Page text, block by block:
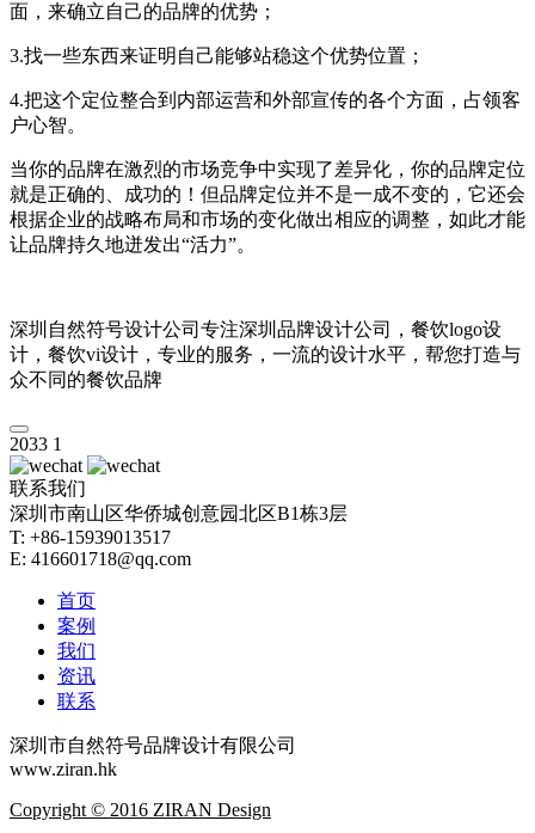
面，来确立自己的品牌的优势；
3.找一些东西来证明自己能够站稳这个优势位置；
4.把这个定位整合到内部运营和外部宣传的各个方面，占领客
户心智。
当你的品牌在激烈的市场竞争中实现了差异化，你的品牌定位
就是正确的、成功的！但品牌定位并不是一成不变的，它还会
根据企业的战略布局和市场的变化做出相应的调整，如此才能
让品牌持久地迸发出“活力”。
深圳自然符号设计公司专注深圳品牌设计公司，餐饮logo设
计，餐饮vi设计，专业的服务，一流的设计水平，帮您打造与
众不同的餐饮品牌
2033 1
联系我们
深圳市南山区华侨城创意园北区B1栋3层
T: +86-15939013517
E: 416601718@qq.com
首页
案例
我们
资讯
联系
深圳市自然符号品牌设计有限公司
www.ziran.hk
Copyright © 2016 ZIRAN Design